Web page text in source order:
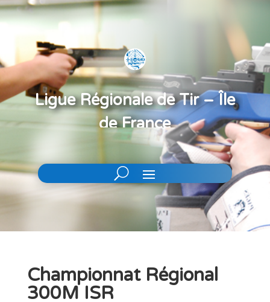
Ligue Régionale de Tir – Île
de France
Championnat Régional
300M ISR